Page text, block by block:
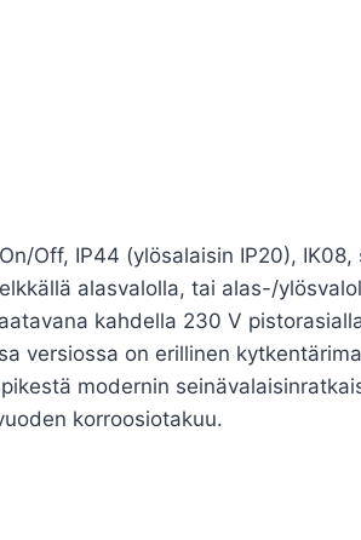
Off, IP44 (ylösalaisin IP20),
alasvalolla, tai alas-/
kahdella 230 V
versiossa on erillinen
modernin
korroosiotakuu.